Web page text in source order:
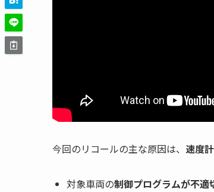
今回のリコールの主な原因は、 速度
対象車両の制御プログラムが不適